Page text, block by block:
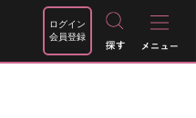
ログイン
会員登録